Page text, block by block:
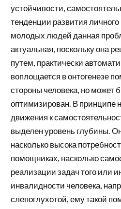
устойчивости,
тенденции развития
молодых людей данная
актуальная, поскольку она
путем, практически
воплощается в онтогенезе
стороны человека, но может
оптимизирован. В принципе
движения к
выделен уровень глубины.
насколько высока
помощниках, насколько
реализации задач того или
инвалидности человека,
слепоглухотой, ему такой